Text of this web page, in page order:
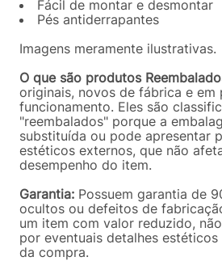
Fácil de montar e desmontar
Pés antiderrapantes
Imagens meramente ilustrativas.
O que são produtos
originais, novos de fábrica e
funcionamento. Eles são
"reembalados" porque a
substituída ou pode apresentar
estéticos externos, que não
desempenho do item.
Garantia: Possuem garantia de
ocultos ou defeitos de
um item com valor reduzido,
por eventuais detalhes
da compra.